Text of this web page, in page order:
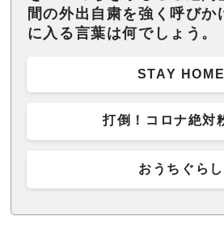
間の外出自粛を強く呼びか
に入る言葉は何でしょう。
STAY HOME
打倒！コロナ絶対
おうちぐらし